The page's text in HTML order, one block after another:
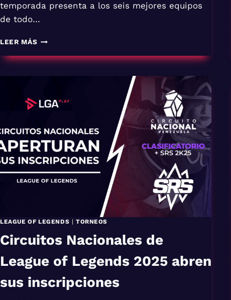
temporada presenta a los seis mejores equipos
de todo…
LEER MÁSCONCLUYE
SEMANA
SPIRITUAL
LEAGUE OF LEGENDS | TORNEOS
Circuitos Nacionales de
League of Legends 2025 abren
sus inscripciones